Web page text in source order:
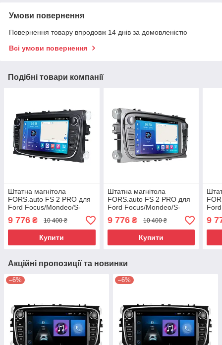
Умови повернення
Повернення товару впродовж 14 днів за домовленістю
Всі умови повернення
Подібні товари компанії
Штатна магнітола
FORS.auto FS 2 PRO для
Ford Focus/Mondeo/S-
Max/C-
Max/Kuga/Fiesta/Fusion
(2+32Gb, 7", black)
9 776 ₴ 10 400 ₴
Купити
Штатна магнітола
FORS.auto FS 2 PRO для
Ford Focus/Mondeo/S-
Max/C-
Max/Kuga/Fiesta/Fusion
(2+32Gb, 7", silver)
9 776₴ 10 400 ₴
Купити
9
Акційні пропозиції та новинки
–6% –6%